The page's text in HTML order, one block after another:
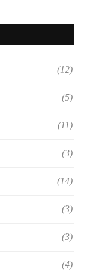
(12)
(5)
(11)
(3)
(14)
(3)
(3)
(4)